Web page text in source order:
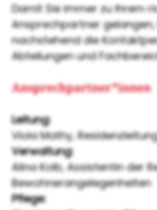
Damit Sie immer zu Ihrem
Ansprechpartner
nachstehend die
Abteilungen und
Ansprechpartner*innen
Leitung:
Viola Mathy,
Verwaltung:
Alina Kolb, Assistentin der
Bewohnerangelegenheiten
Pflege: